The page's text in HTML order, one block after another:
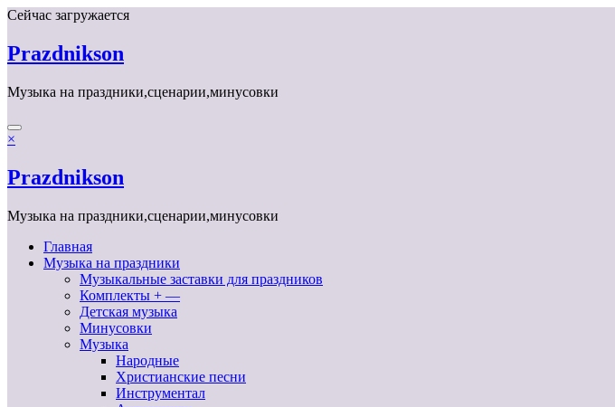
Перейти
содержимому
Сейчас загружается
Prazdnikson
Музыка на праздники,сценарии,минусовки
×
Prazdnikson
Музыка на праздники,сценарии,минусовки
Главная
Музыка на праздники
Музыкальные заставки для праздников
Комплекты + —
Детская музыка
Минусовки
Музыка
Народные
Христианские песни
Инструментал